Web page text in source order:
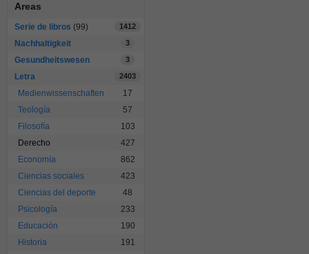
Areas
Serie de libros (99) 1412
Nachhaltigkeit 3
Gesundheitswesen 3
Letra 2403
Medienwissenschaften
17
Teología
57
Filosofía
103
Derecho
427
Economía
862
Ciencias sociales
423
Ciencias del deporte
48
Psicología
233
Educación
190
Historia
191